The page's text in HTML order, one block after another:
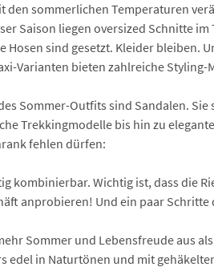
den sommerlichen Temperaturen
Saison liegen oversized Schnitte
sind gesetzt. Kleider bleiben.
Varianten bieten zahlreiche Styling-
Sommer-Outfits sind Sandalen.
Trekkingmodelle bis hin zu
fehlen dürfen:
kombinierbar. Wichtig ist, dass die
anprobieren! Und ein paar
Sommer und Lebensfreude aus
edel in Naturtönen und mit